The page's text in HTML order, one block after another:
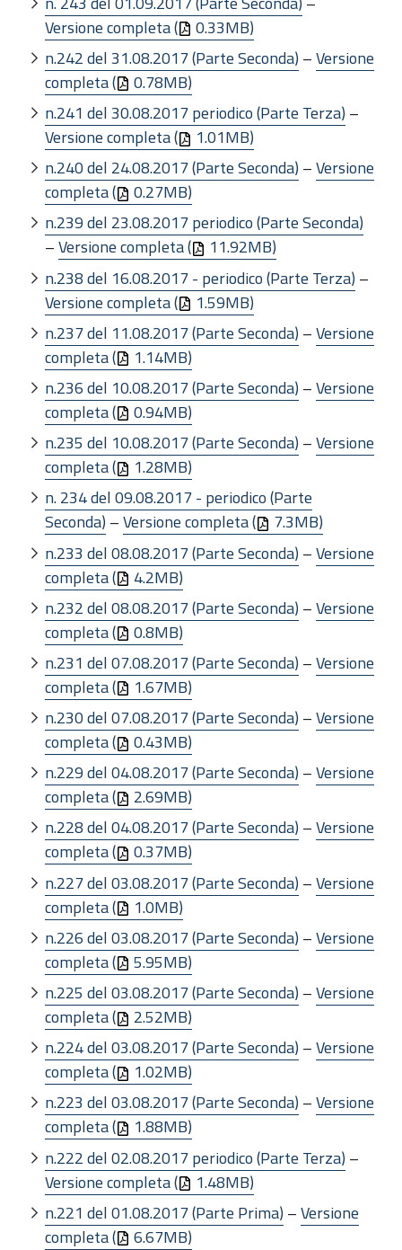
Versione completa (
0.33MB)
n.242 del 31.08.2017 (Parte Seconda) –Versione
completa (
0.78MB)
n.241 del 30.08.2017 periodico (Parte Terza) –
Versione completa (
1.01MB)
n.240 del 24.08.2017 (Parte Seconda) –Versione
completa (
0.27MB)
n.239 del 23.08.2017 periodico (Parte Seconda)
–Versione completa (
11.92MB)
n.238 del 16.08.2017 - periodico (Parte Terza) –
Versione completa (
1.59MB)
n.237 del 11.08.2017 (Parte Seconda) –Versione
completa (
1.14MB)
n.236 del 10.08.2017 (Parte Seconda) –Versione
completa (
0.94MB)
n.235 del 10.08.2017 (Parte Seconda) –Versione
completa (
1.28MB)
n. 234 del 09.08.2017 - periodico (Parte
Seconda) –Versione completa (
7.3MB)
n.233 del 08.08.2017 (Parte Seconda) –Versione
completa (
4.2MB)
n.232 del 08.08.2017 (Parte Seconda) –Versione
completa (
0.8MB)
n.231 del 07.08.2017 (Parte Seconda) –Versione
completa (
1.67MB)
n.230 del 07.08.2017 (Parte Seconda) –Versione
completa (
0.43MB)
n.229 del 04.08.2017 (Parte Seconda) –Versione
completa (
2.69MB)
n.228 del 04.08.2017 (Parte Seconda) –Versione
completa (
0.37MB)
n.227 del 03.08.2017 (Parte Seconda) –Versione
completa (
1.0MB)
n.226 del 03.08.2017 (Parte Seconda) –Versione
completa (
5.95MB)
n.225 del 03.08.2017 (Parte Seconda) –Versione
completa (
2.52MB)
n.224 del 03.08.2017 (Parte Seconda) –Versione
completa (
1.02MB)
n.223 del 03.08.2017 (Parte Seconda) –Versione
completa (
1.88MB)
n.222 del 02.08.2017 periodico (Parte Terza) –
Versione completa (
1.48MB)
n.221 del 01.08.2017 (Parte Prima) –Versione
completa (
6.67MB)